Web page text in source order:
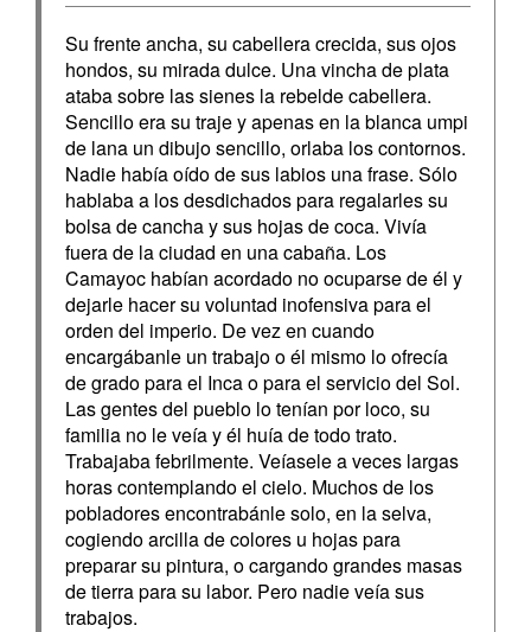
Su frente ancha, su cabellera crecida, sus ojos
hondos, su mirada dulce. Una vincha de plata
ataba sobre las sienes la rebelde cabellera.
Sencillo era su traje y apenas en la blanca umpi
de lana un dibujo sencillo, orlaba los contornos.
Nadie había oído de sus labios una frase. Sólo
hablaba a los desdichados para regalarles su
bolsa de cancha y sus hojas de coca. Vivía
fuera de la ciudad en una cabaña. Los
Camayoc habían acordado no ocuparse de él y
dejarle hacer su voluntad inofensiva para el
orden del imperio. De vez en cuando
encargábanle un trabajo o él mismo lo ofrecía
de grado para el Inca o para el servicio del Sol.
Las gentes del pueblo lo tenían por loco, su
familia no le veía y él huía de todo trato.
Trabajaba febrilmente. Veíasele a veces largas
horas contemplando el cielo. Muchos de los
pobladores encontrabánle solo, en la selva,
cogiendo arcilla de colores u hojas para
preparar su pintura, o cargando grandes masas
de tierra para su labor. Pero nadie veía sus
trabajos.